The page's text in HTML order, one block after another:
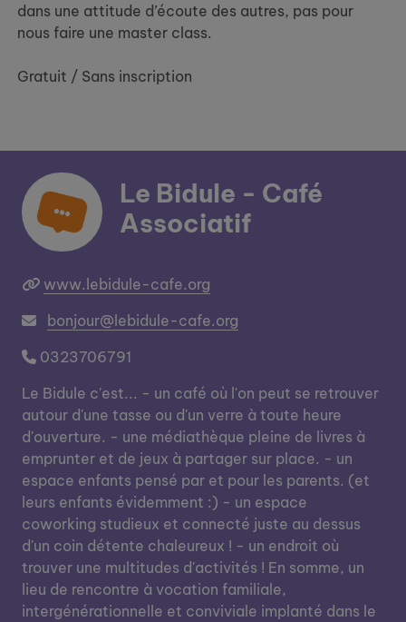
dans une attitude d’écoute des autres, pas pour
nous faire une master class.
Gratuit / Sans inscription
Le Bidule - Café
Associatif
www.lebidule-cafe.org
bonjour@lebidule-cafe.org
0323706791
Le Bidule c'est... - un café où l'on peut se retrouver
autour d'une tasse ou d'un verre à toute heure
d'ouverture. - une médiathèque pleine de livres à
emprunter et de jeux à partager sur place. - un
espace enfants pensé par et pour les parents. (et
leurs enfants évidemment :) - un espace
coworking studieux et connecté juste au dessus
d'un coin détente chaleureux ! - un endroit où
trouver une multitudes d'activités ! En somme, un
lieu de rencontre à vocation familiale,
intergénérationnelle et conviviale implanté dans le